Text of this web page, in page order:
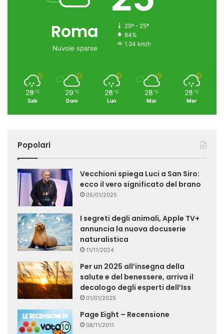
Roma
Nuvole sparse
29º - 25º
84%
1.34 km/h
29 ℃
Sab
29 ℃
Dom
26 ℃
Lun
28 ℃
Mar
25 ℃
Mer
Popolari
Vecchioni spiega Luci a San Siro:
ecco il vero significato del brano
05/01/2025
I segreti degli animali, Apple TV+
annuncia la nuova docuserie
naturalistica
11/11/2024
Per un 2025 all’insegna della
salute e del benessere, arriva il
decalogo degli esperti dell’Iss
01/01/2025
Page Eight – Recensione
08/11/2011